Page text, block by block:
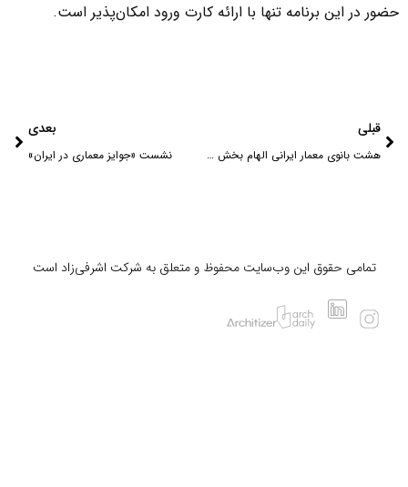
حضور در این برنامه تنها با ارائه کارت ورود امکان‌پذیر است.
قبلی
هشت بانوی معمار ایرانی الهام بخش که باید بشناسید
بعدی
نشست «جوایز معماری در ایران»
تمامی حقوق این وب‌سایت محفوظ و متعلق به شرکت اشرفی‌زاد است